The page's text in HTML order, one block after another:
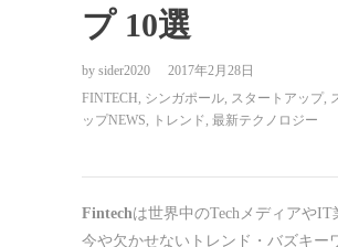
プ 10選
by sider2020
2017年2月28日
FINTECH, シンガポール, スタートアップ,
ップNEWS, トレンド, 最新テクノロジー
Fintechは世界中のTechメディアやIT
今や欠かせないトレンド・バズキー